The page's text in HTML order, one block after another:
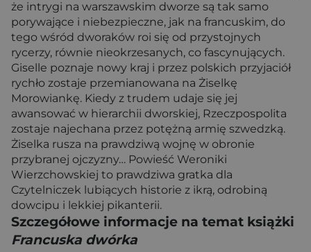
że intrygi na warszawskim dworze są tak samo
porywające i niebezpieczne, jak na francuskim, do
tego wśród dworaków roi się od przystojnych
rycerzy, równie nieokrzesanych, co fascynujących.
Giselle poznaje nowy kraj i przez polskich przyjaciół
rychło zostaje przemianowana na Żiselkę
Morowiankę. Kiedy z trudem udaje się jej
awansować w hierarchii dworskiej, Rzeczpospolita
zostaje najechana przez potężną armię szwedzką.
Żiselka rusza na prawdziwą wojnę w obronie
przybranej ojczyzny… Powieść Weroniki
Wierzchowskiej to prawdziwa gratka dla
Czytelniczek lubiących historie z ikrą, odrobiną
dowcipu i lekkiej pikanterii.
Szczegółowe informacje na temat książki
Francuska dwórka